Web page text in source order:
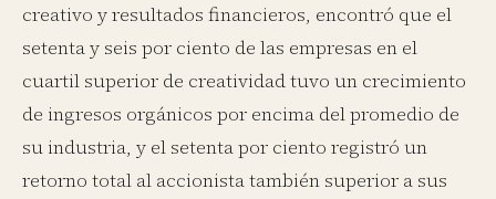
creativo y resultados financieros, encontró que el
setenta y seis por ciento de las empresas en el
cuartil superior de creatividad tuvo un crecimiento
de ingresos orgánicos por encima del promedio de
su industria, y el setenta por ciento registró un
retorno total al accionista también superior a sus